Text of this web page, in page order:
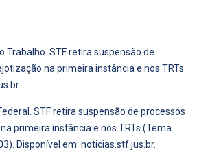
Trabalho. STF retira suspensão de
na primeira instância e nos TRTs.
.
STF retira suspensão de processos
na primeira instância e nos TRTs (Tema
Disponível em:noticias.stf.jus.br.